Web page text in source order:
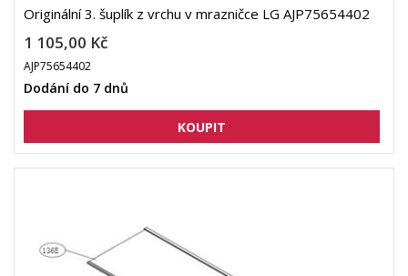
Originální 3. šuplík z vrchu v mrazničce LG AJP75654402
1 105,00 Kč
AJP75654402
Dodání do 7 dnů